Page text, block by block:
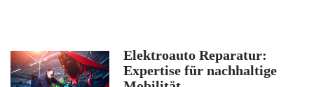
Elektroauto Reparatur:
Expertise für nachhaltige